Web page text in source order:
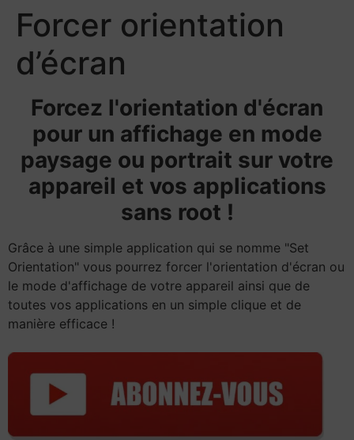
Forcer orientation
d’écran
Forcez l'orientation d'écran
pour un affichage en mode
paysage ou portrait sur votre
appareil et vos applications
sans root !
Grâce à une simple application qui se nomme "Set
Orientation" vous pourrez forcer l'orientation d'écran ou
le mode d'affichage de votre appareil ainsi que de
toutes vos applications en un simple clique et de
manière efficace !